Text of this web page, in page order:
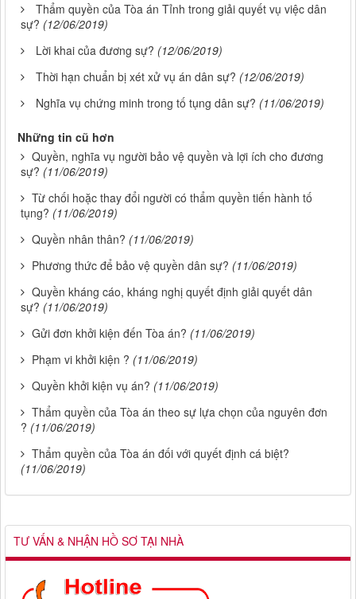
Thẩm quyền của Tòa án Tỉnh trong giải quyết vụ việc dân
sự? (12/06/2019)
Lời khai của đương sự? (12/06/2019)
Thời hạn chuẩn bị xét xử vụ án dân sự? (12/06/2019)
Nghĩa vụ chứng minh trong tố tụng dân sự? (11/06/2019)
Những tin cũ hơn
Quyền, nghĩa vụ người bảo vệ quyền và lợi ích cho đương
sự? (11/06/2019)
Từ chối hoặc thay đổi người có thẩm quyền tiến hành tố
tụng? (11/06/2019)
Quyền nhân thân? (11/06/2019)
Phương thức để bảo vệ quyền dân sự? (11/06/2019)
Quyền kháng cáo, kháng nghị quyết định giải quyết dân
sự? (11/06/2019)
Gửi đơn khởi kiện đến Tòa án? (11/06/2019)
Phạm vi khởi kiện ? (11/06/2019)
Quyền khởi kiện vụ án? (11/06/2019)
Thẩm quyền của Tòa án theo sự lựa chọn của nguyên đơn
? (11/06/2019)
Thẩm quyền của Tòa án đối với quyết định cá biệt?
(11/06/2019)
TƯ VẤN & NHẬN HỒ SƠ TẠI NHÀ